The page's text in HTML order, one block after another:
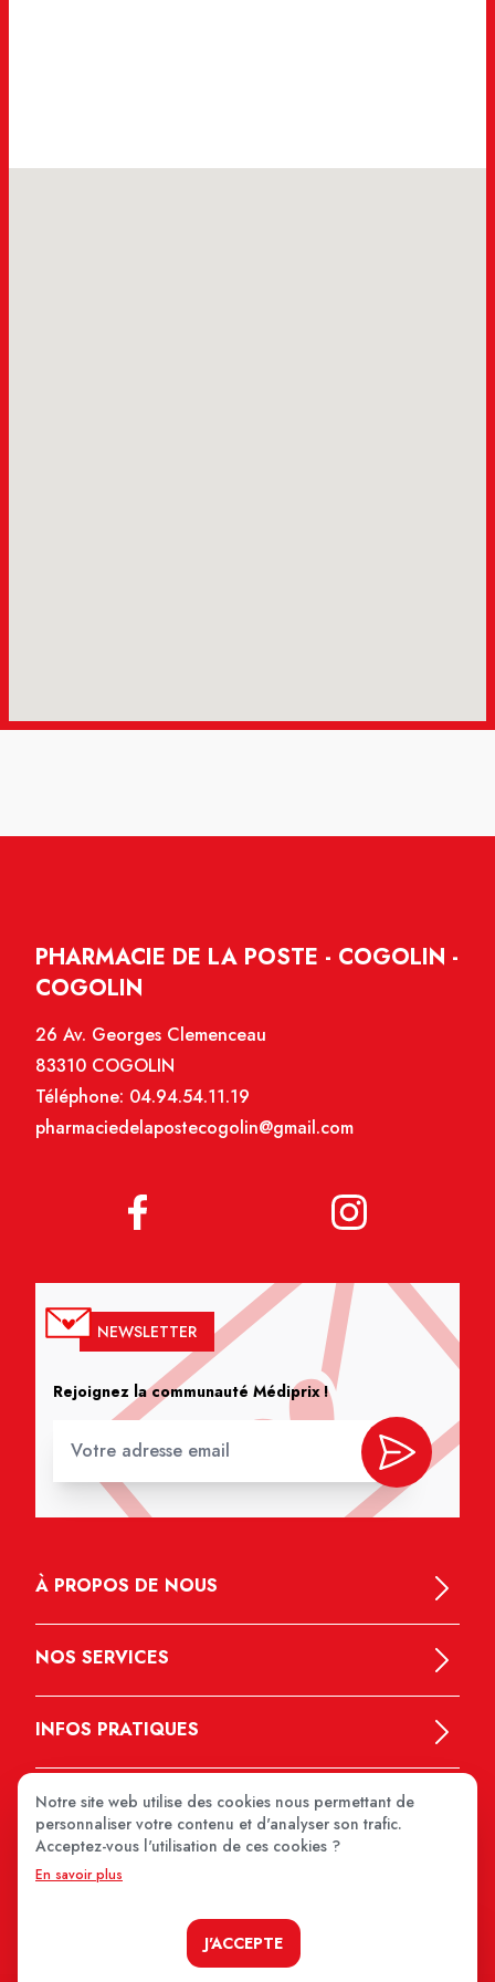
PHARMACIE DE LA POSTE - COGOLIN -
COGOLIN
26 Av. Georges Clemenceau
83310 COGOLIN
Téléphone: 04.94.54.11.19
pharmaciedelapostecogolin@gmail.com
NEWSLETTER
Rejoignez la communauté Médiprix !
À PROPOS DE NOUS
NOS SERVICES
INFOS PRATIQUES
Notre site web utilise des cookies nous permettant de
personnaliser votre contenu et d'analyser son trafic.
Acceptez-vous l'utilisation de ces cookies ?
En savoir plus
J'ACCEPTE